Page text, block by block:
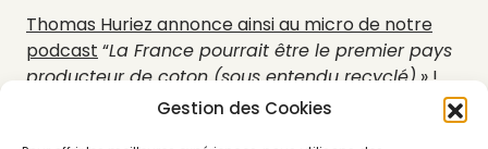
Gestion des Cookies
Thomas Huriez annonce ainsi au micro de notre
podcast “La France pourrait être le premier pays
producteur de coton (sous entendu recyclé) » !
Le coton recyclé participe en cela à la lutte